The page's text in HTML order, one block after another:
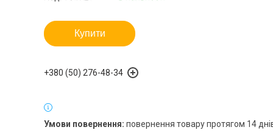
Купити
+380 (50) 276-48-34
повернення товару протягом 14